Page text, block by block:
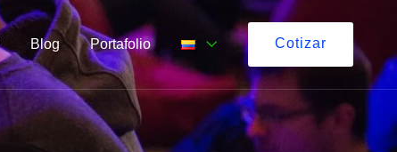
Blog Portafolio Cotizar